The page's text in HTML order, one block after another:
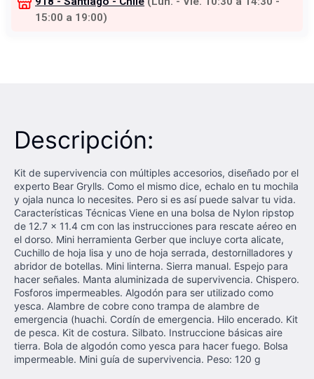
15:00 a 19:00)
Descripción:
Kit de supervivencia con múltiples accesorios, diseñado por el
experto Bear Grylls. Como el mismo dice, echalo en tu mochila
y ojala nunca lo necesites. Pero si es así puede salvar tu vida.
Características Técnicas Viene en una bolsa de Nylon ripstop
de 12.7 x 11.4 cm con las instrucciones para rescate aéreo en
el dorso. Mini herramienta Gerber que incluye corta alicate,
Cuchillo de hoja lisa y uno de hoja serrada, destornilladores y
abridor de botellas. Mini linterna. Sierra manual. Espejo para
hacer señales. Manta aluminizada de supervivencia. Chispero.
Fosforos impermeables. Algodón para ser utilizado como
yesca. Alambre de cobre cono trampa de alambre de
emergencia (huachi. Cordín de emergencia. Hilo encerado. Kit
de pesca. Kit de costura. Silbato. Instruccione básicas aire
tierra. Bola de algodón como yesca para hacer fuego. Bolsa
impermeable. Mini guía de supervivencia. Peso: 120 g